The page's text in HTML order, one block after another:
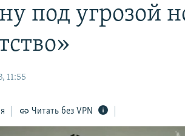
под угрозой
11:55
Читать без VPN